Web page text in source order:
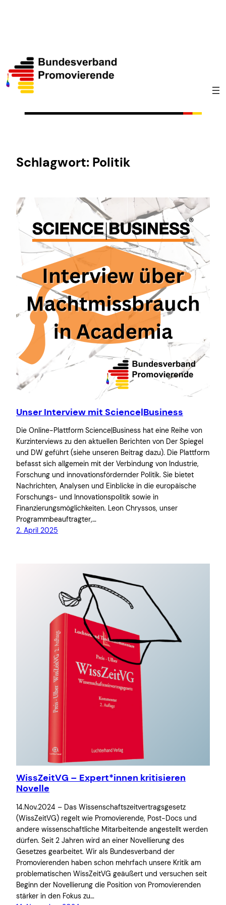
Schlagwort: Politik
Unser Interview mit Science|Business
Die Online-Plattform Science|Business hat eine Reihe von
Kurzinterviews zu den aktuellen Berichten von Der Spiegel
und DW geführt (siehe unseren Beitrag dazu). Die Plattform
befasst sich allgemein mit der Verbindung von Industrie,
Forschung und innovationsfördernder Politik. Sie bietet
Nachrichten, Analysen und Einblicke in die europäische
Forschungs- und Innovationspolitik sowie in
Finanzierungsmöglichkeiten. Leon Chryssos, unser
Programmbeauftragter,…
2. April 2025
WissZeitVG – Expert*innen kritisieren
Novelle
14.Nov.2024 – Das Wissenschaftszeitvertragsgesetz
(WissZeitVG) regelt wie Promovierende, Post-Docs und
andere wissenschaftliche Mitarbeitende angestellt werden
dürfen. Seit 2 Jahren wird an einer Novellierung des
Gesetzes gearbeitet. Wir als Bundesverband der
Promovierenden haben schon mehrfach unsere Kritik am
problematischen WissZeitVG geäußert und versuchen seit
Beginn der Novellierung die Position von Promovierenden
stärker in den Fokus zu…